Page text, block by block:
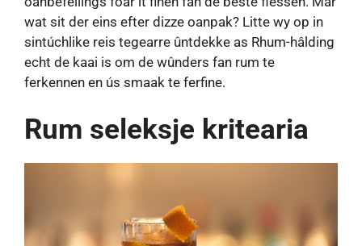
wat sit der eins efter dizze oanpak? Litte wy op in
sintúchlike reis tegearre ûntdekke as Rhum-hâlding
echt de kaai is om de wûnders fan rum te
ferkennen en ús smaak te ferfine.
Rum seleksje kritearia